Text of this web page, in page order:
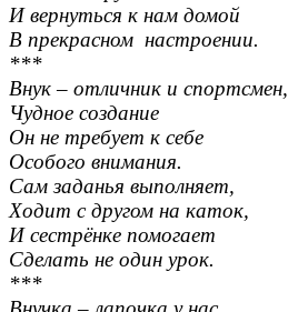
И вернуться к нам домой
В прекрасном настроении.
***
Внук – отличник и спортсмен,
Чудное создание
Он не требует к себе
Особого внимания.
Сам заданья выполняет,
Ходит с другом на каток,
И сестрёнке помогает
Сделать не один урок.
***